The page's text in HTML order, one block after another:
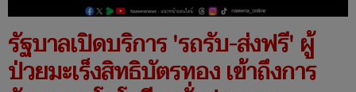
รัฐบาลเปิดบริการ 'รถรับ-ส่งฟรี' ผู้
ป่วยมะเร็งสิทธิบัตรทอง เข้าถึงการ